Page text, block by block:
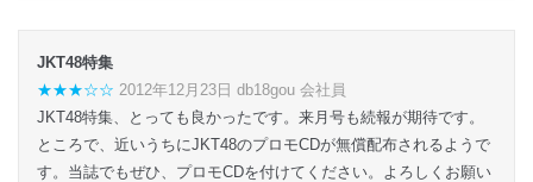
JKT48特集
★★★☆☆ 2012年12月23日 db18gou 会社員
JKT48特集、とっても良かったです。来月号も続報が期待です。
ところで、近いうちにJKT48のプロモCDが無償配布されるようで
す。当誌でもぜひ、プロモCDを付けてください。よろしくお願い